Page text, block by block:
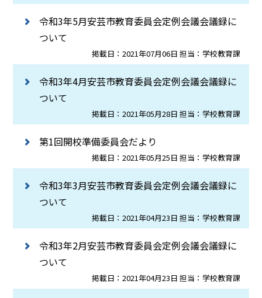
令和3年5月安芸市教育委員会定例会議会議録に
ついて
掲載日：2021年07月06日 担当：学校教育課
令和3年4月安芸市教育委員会定例会議会議録に
ついて
掲載日：2021年05月28日 担当：学校教育課
第1回開校準備委員会だより
掲載日：2021年05月25日 担当：学校教育課
令和3年3月安芸市教育委員会定例会議会議録に
ついて
掲載日：2021年04月23日 担当：学校教育課
令和3年2月安芸市教育委員会定例会議会議録に
ついて
掲載日：2021年04月23日 担当：学校教育課